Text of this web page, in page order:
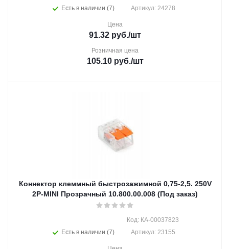
Есть в наличии (7)
Артикул: 24278
Цена
91.32 руб./шт
Розничная цена
105.10руб./шт
Коннектор клеммный быстрозажимной 0,75-2,5. 250V
2P-MINI Прозрачный 10.800.00.008 (Под заказ)
Есть в наличии (7)
Код: КА-00037823
Артикул: 23155